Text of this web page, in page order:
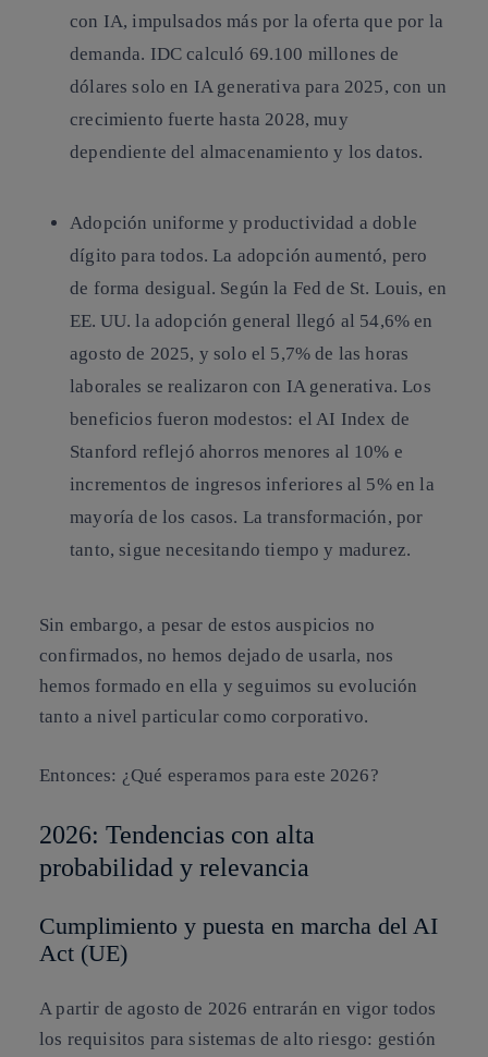
con IA, impulsados más por la oferta que por la
demanda. IDC calculó 69.100 millones de
dólares solo en IA generativa para 2025, con un
crecimiento fuerte hasta 2028, muy
dependiente del almacenamiento y los datos.
Adopción uniforme y productividad a doble
dígito para todos.La adopción aumentó, pero
de forma desigual. Según la Fed de St. Louis, en
EE. UU. la adopción general llegó al 54,6% en
agosto de 2025, y solo el 5,7% de las horas
laborales se realizaron con IA generativa. Los
beneficios fueron modestos: el AI Index de
Stanford reflejó ahorros menores al 10% e
incrementos de ingresos inferiores al 5% en la
mayoría de los casos. La transformación, por
tanto, sigue necesitando tiempo y madurez.
Sin embargo, a pesar de estos auspicios no
confirmados, no hemos dejado de usarla, nos
hemos formado en ella y seguimos su evolución
tanto a nivel particular como corporativo.
Entonces: ¿Qué esperamos para este 2026?
2026: Tendencias con alta
probabilidad y relevancia
Cumplimiento y puesta en marcha del AI
Act (UE)
A partir de agosto de 2026 entrarán en vigor todos
los requisitos para sistemas de alto riesgo: gestión